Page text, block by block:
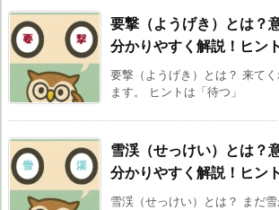
要撃（ようげき）とは？
分かりやすく解説！ヒン
要撃（ようげき）とは？ 来て
ます。 ヒントは「待つ」
雪渓（せっけい）とは？
分かりやすく解説！ヒン
雪渓（せっけい）とは？ まだ雪